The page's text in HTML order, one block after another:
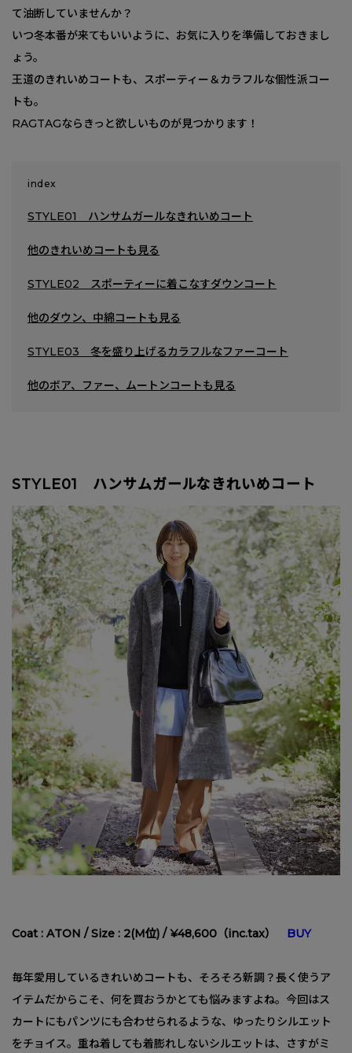
て油断していませんか？
いつ冬本番が来てもいいように、お気に入りを準備しておきまし
ょう。
王道のきれいめコートも、スポーティー＆カラフルな個性派コー
トも。
RAGTAGならきっと欲しいものが見つかります！
index
STYLE01 ハンサムガールなきれいめコート
他のきれいめコートも見る
STYLE02 スポーティーに着こなすダウンコート
他のダウン、中綿コートも見る
STYLE03 冬を盛り上げるカラフルなファーコート
他のボア、ファー、ムートンコートも見る
STYLE01 ハンサムガールなきれいめコート
Coat : ATON / Size : 2(M位) / ¥48,600（inc.tax） BUY
毎年愛用しているきれいめコートも、そろそろ新調？長く使うア
イテムだからこそ、何を買おうかとても悩みますよね。今回はス
カートにもパンツにも合わせられるような、ゆったりシルエット
をチョイス。重ね着しても着膨れしないシルエットは、さすがミ